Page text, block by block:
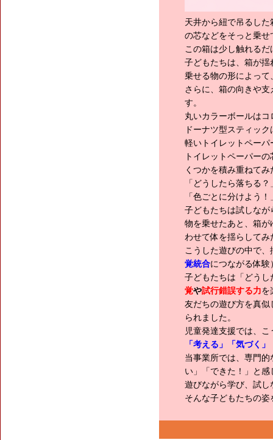
天井から紐で吊るし
の芯などをそっと乗せ
この箱は少し触れる
子どもたちは、箱が
乗せる物の形によって
さらに、箱の向きや
す。
丸いカラーボールは
ドーナツ型スティッ
軽いトイレットペー
トイレットペーパー
くつかを積み重ねて
「どうしたら落ちる？
「色ごとに分けよう！
子どもたちは試しな
物を乗せたあと、箱
わせて体を揺らして
こうした遊びの中で
覚統合につながる体
子どもたちは「どう
覚や試行錯誤する力を
友だちの遊び方を真
られました。
児童発達支援では、
「考える」「気づく
当事業所では、専門
い」「できた！」と
遊びながら学び、試
そんな子どもたちの